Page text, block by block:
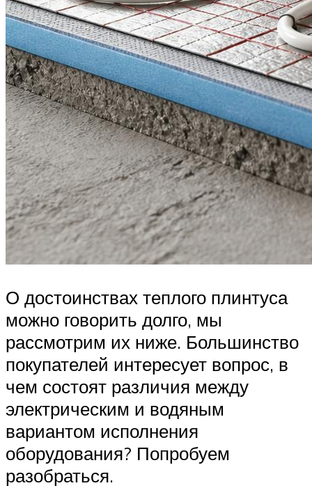
О достоинствах теплого плинтуса
можно говорить долго, мы
рассмотрим их ниже. Большинство
покупателей интересует вопрос, в
чем состоят различия между
электрическим и водяным
вариантом исполнения
оборудования? Попробуем
разобраться.